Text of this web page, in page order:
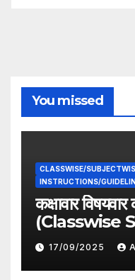
You missed
CLASSWISE/
INSTRUCTIONS/
कक्षावार
(Classwise
period
17/09/2025